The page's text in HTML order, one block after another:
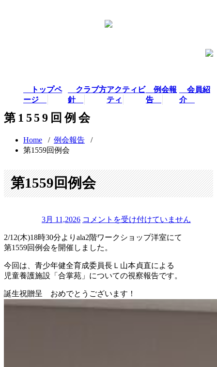
トップペ
ージ
クラブ方
針
アクティビ
ティ
例会報
告
会員紹
介
第1559回例会
Home / 例会報告 /
第1559回例会
第1559回例会
3月 11,2026 第
回
例
は
コメントを受け付けていません
2/12(木)18時30分よりala2階ワークショップ洋室にて
第1559回例会を開催しました。
今回は、青少年健全育成委員長Ｌ山本貞直による
児童養護施設「合掌苑」についての視察報告です。
誕生祝贈呈 おめでとうございます！